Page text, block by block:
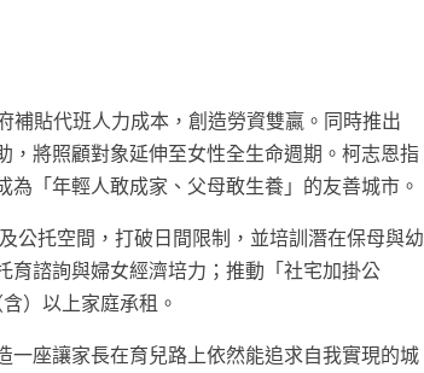
補貼代班人力成本，創造勞資雙贏。同時推出
，將照顧對象延伸至女性全生命週期。柯志恩指
「年輕人敢成家、父母敢生養」的友善城市。
公托空間，打破日間限制，並培訓潛在保母與幼
育諮詢與婦女經濟培力；推動「社宅加掛公
）以上家庭承租。
一座讓家長在育兒路上依然能追求自我實現的城